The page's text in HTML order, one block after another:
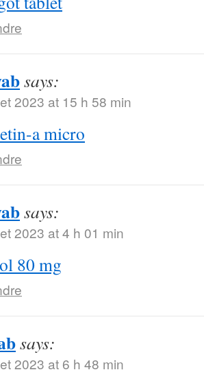
says:
2023 at 15 h 58 min
a micro
says:
2023 at 4 h 01 min
80 mg
says:
2023 at 6 h 48 min